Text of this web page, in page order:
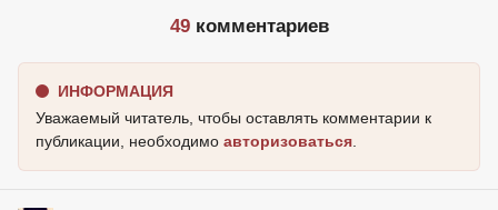
49комментариев
ИНФОРМАЦИЯ
Уважаемый читатель, чтобы оставлять комментарии к
публикации, необходимо авторизоваться